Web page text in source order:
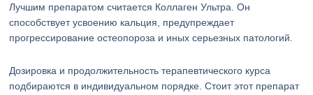
Лучшим препаратом считается Коллаген Ультра. Он
способствует усвоению кальция, предупреждает
прогрессирование остеопороза и иных серьезных патологий.
Дозировка и продолжительность терапевтического курса
подбираются в индивидуальном порядке. Стоит этот препарат